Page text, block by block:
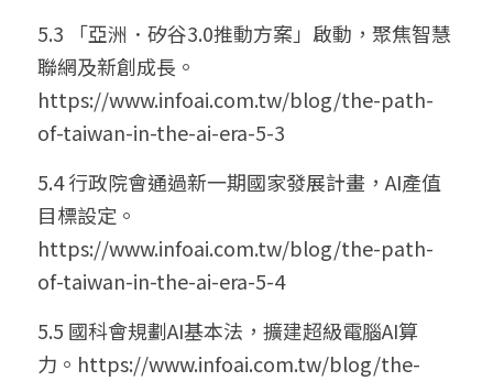
5.3 「亞洲．矽谷3.0推動方案」啟動，聚焦智慧
聯網及新創成長。
https://www.infoai.com.tw/blog/the-path-
of-taiwan-in-the-ai-era-5-3
5.4 行政院會通過新一期國家發展計畫，AI產值
目標設定。
https://www.infoai.com.tw/blog/the-path-
of-taiwan-in-the-ai-era-5-4
5.5 國科會規劃AI基本法，擴建超級電腦AI算
力。 https://www.infoai.com.tw/blog/the-